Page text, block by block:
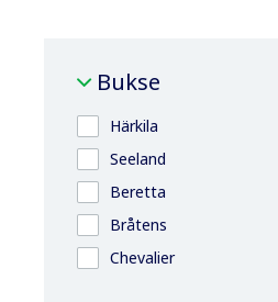
Bukse
Härkila
Seeland
Beretta
Bråtens
Chevalier